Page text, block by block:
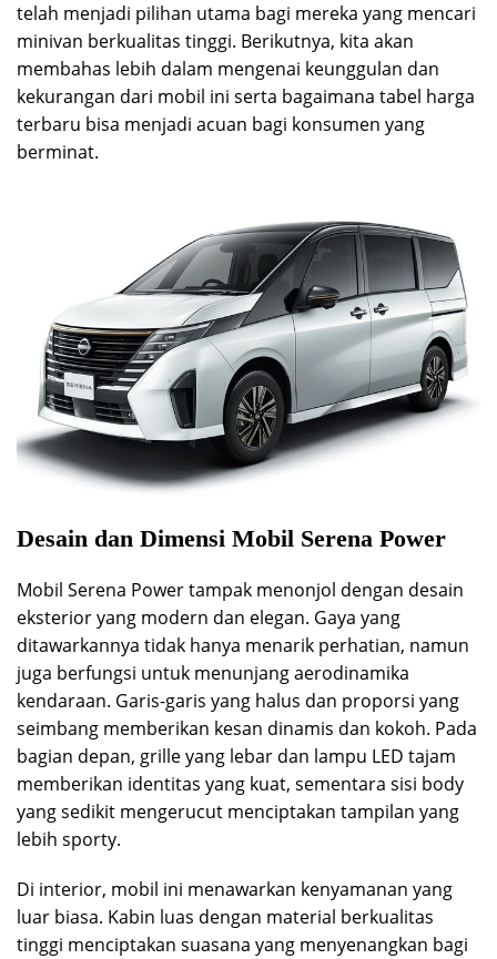
telah menjadi pilihan utama bagi mereka yang mencari
minivan berkualitas tinggi. Berikutnya, kita akan
membahas lebih dalam mengenai keunggulan dan
kekurangan dari mobil ini serta bagaimana tabel harga
terbaru bisa menjadi acuan bagi konsumen yang
berminat.
Desain dan Dimensi Mobil Serena Power
Mobil Serena Power tampak menonjol dengan desain
eksterior yang modern dan elegan. Gaya yang
ditawarkannya tidak hanya menarik perhatian, namun
juga berfungsi untuk menunjang aerodinamika
kendaraan. Garis-garis yang halus dan proporsi yang
seimbang memberikan kesan dinamis dan kokoh. Pada
bagian depan, grille yang lebar dan lampu LED tajam
memberikan identitas yang kuat, sementara sisi body
yang sedikit mengerucut menciptakan tampilan yang
lebih sporty.
Di interior, mobil ini menawarkan kenyamanan yang
luar biasa. Kabin luas dengan material berkualitas
tinggi menciptakan suasana yang menyenangkan bagi